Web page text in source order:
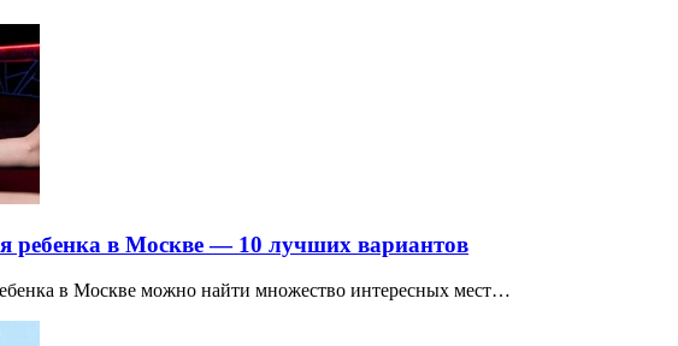
ребенка в Москве — 10 лучших вариантов
в Москве можно найти множество интересных мест…